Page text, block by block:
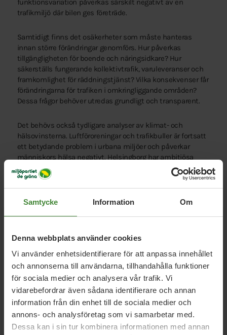
Samtycke Information Om
Denna webbplats använder cookies
Vi använder enhetsidentifierare för att anpassa innehållet
och annonserna till användarna, tillhandahålla funktioner
för sociala medier och analysera vår trafik. Vi
vidarebefordrar även sådana identifierare och annan
information från din enhet till de sociala medier och
annons- och analysföretag som vi samarbetar med.
Dessa kan i sin tur kombinera informationen med annan
funktionsvariation påverkas särskilt negativt av en
trafikmiljö där bilen ges företräde.
Samtidigt finns det osäkerheter som måste hanteras
innan större förändringar genomförs. Hur påverkas
tillgängligheten för boende och näringsidkare? Hur
säkerställs fungerande kollektivtrafik, varuleveranser och
framkomlighet för räddningstjänst? Vilka konsekvenser får
förändringarna för trafiken i omkringliggande områden?
Dessa frågor behöver utredas grundligt och transparent.
Det behövs också tydligare analyser av klimat- och
hälsovinsterna. Luftföroreningar och trafikbuller är fortsatt
ett betydande problem i urbana miljöer och påverkar
människors hälsa negativt. Helsingborg har ambitiösa
klimatmål, men transportsektorn står fortfarande för en
stor del av utsläppen. Om staden menar allvar med
omställningen krävs konkreta åtgärder som förändrar hur
det offentliga rummet används.
utgå från dagens trafikmönster. Staden behöver också
utgå från vilken stadsmiljö invånarna vill leva i på lång
sikt. Frågan om bilfria zoner handlar därför inte bara om
trafik, utan om stadsutveckling, folkhälsa, trygghet och
livskvalitet.
Därför vill vi att Helsingborgs stad genomför en bred och
fördjupad utredning om möjligheten att införa bilfria eller
trafikbegränsade zoner i delar av staden. Innan beslut kan